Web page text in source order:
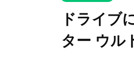
ドライブ
ター ウル